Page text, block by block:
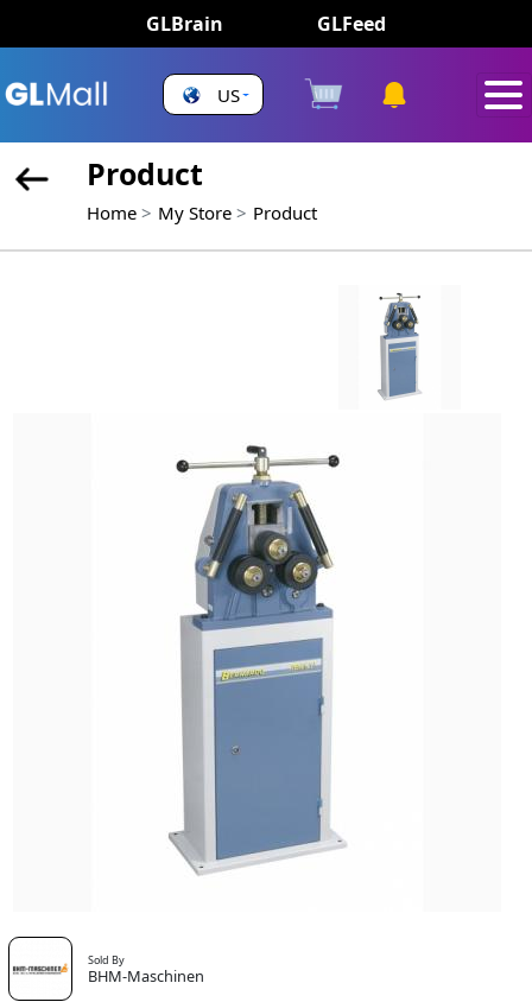
GLBrain GLFeed
US
Product
Home My Store Product
Sold By
BHM-Maschinen